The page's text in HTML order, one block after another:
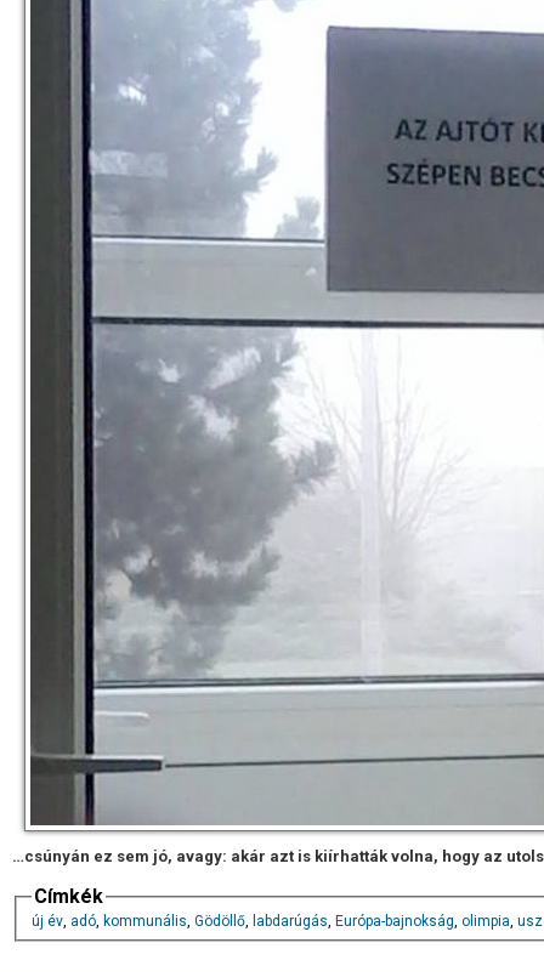
…csúnyán ez sem jó, avagy: akár azt is kiírhatták volna, hogy az
Címkék
új év, adó, kommunális, Gödöllő, labdarúgás, Európa-bajnokság, olimpia,